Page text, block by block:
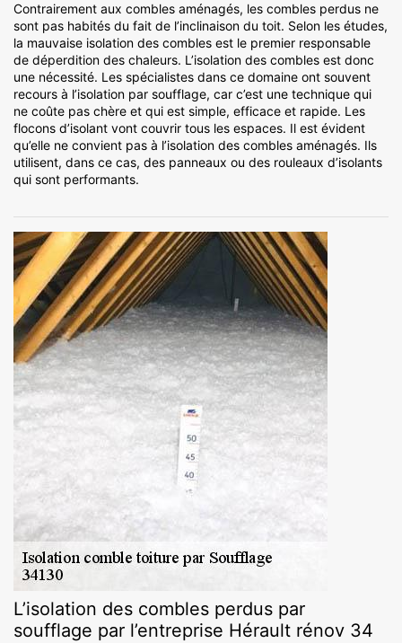
Contrairement aux combles aménagés, les combles perdus ne
sont pas habités du fait de l’inclinaison du toit. Selon les études,
la mauvaise isolation des combles est le premier responsable
de déperdition des chaleurs. L’isolation des combles est donc
une nécessité. Les spécialistes dans ce domaine ont souvent
recours à l’isolation par soufflage, car c’est une technique qui
ne coûte pas chère et qui est simple, efficace et rapide. Les
flocons d’isolant vont couvrir tous les espaces. Il est évident
qu’elle ne convient pas à l’isolation des combles aménagés. Ils
utilisent, dans ce cas, des panneaux ou des rouleaux d’isolants
qui sont performants.
L’isolation des combles perdus par
soufflage par l’entreprise Hérault rénov 34